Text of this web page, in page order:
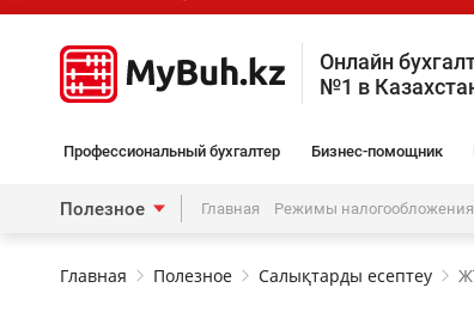
Онлайн
№1 в
Профессиональный бухгалтер Бизнес-помощник
Полезное Главная Режимы налогообложения
Главная Полезное Салықтарды есептеу